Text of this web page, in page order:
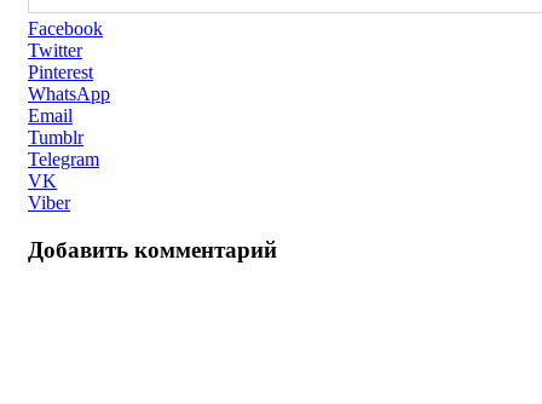
Facebook
Twitter
Pinterest
WhatsApp
Email
Tumblr
Telegram
VK
Viber
Добавить комментарий